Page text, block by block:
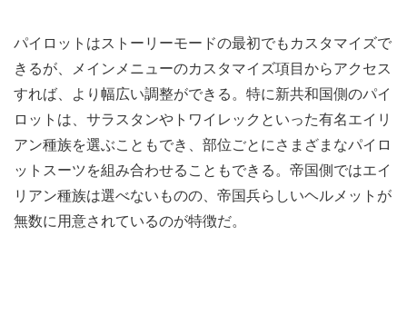
パイロットはストーリーモードの最初でもカスタマイズで
きるが、メインメニューのカスタマイズ項目からアクセス
すれば、より幅広い調整ができる。特に新共和国側のパイ
ロットは、サラスタンやトワイレックといった有名エイリ
アン種族を選ぶこともでき、部位ごとにさまざまなパイロ
ットスーツを組み合わせることもできる。帝国側ではエイ
リアン種族は選べないものの、帝国兵らしいヘルメットが
無数に用意されているのが特徴だ。